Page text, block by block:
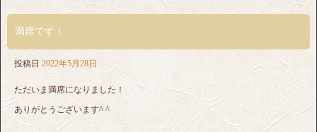
満席です！
投稿日 2022年5月28日
ただいま満席になりました！
ありがとうございます^ ^